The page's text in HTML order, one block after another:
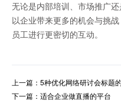
无论是内部培训、市场推广
以企业带来更多的机会与挑
员工进行更密切的互动。
上一篇：5种优化网络研讨会标题
下一篇：适合企业做直播的平台